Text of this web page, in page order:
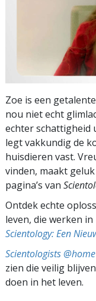
Zoe is een
nou niet echt
echter schattigheid
legt vakkundig de
huisdieren vast.
vinden, maakt
pagina’s van
Ontdek echte
leven, die werken
Scientology: Een
Scientologists @home
zien die veilig
doen in het leven.